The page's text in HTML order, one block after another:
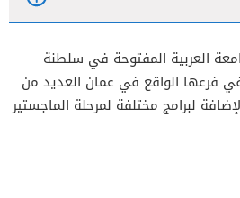
العربية المفتوحة في سلطنة
فرعها الواقع في عمان العديد من
لبرامج مختلفة لمرحلة الماجستير